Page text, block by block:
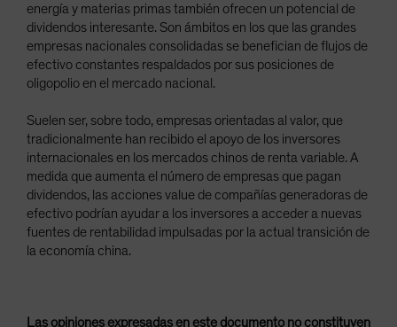
energía y materias primas también ofrecen un potencial de
dividendos interesante. Son ámbitos en los que las grandes
empresas nacionales consolidadas se benefician de flujos de
efectivo constantes respaldados por sus posiciones de
oligopolio en el mercado nacional.
Suelen ser, sobre todo, empresas orientadas al valor, que
tradicionalmente han recibido el apoyo de los inversores
internacionales en los mercados chinos de renta variable. A
medida que aumenta el número de empresas que pagan
dividendos, las acciones value de compañías generadoras de
efectivo podrían ayudar a los inversores a acceder a nuevas
fuentes de rentabilidad impulsadas por la actual transición de
la economía china.
Las opiniones expresadas en este documento no constituyen